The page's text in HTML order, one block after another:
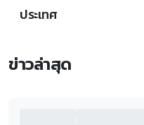
ประเทศ
ข่าวล่าสุด